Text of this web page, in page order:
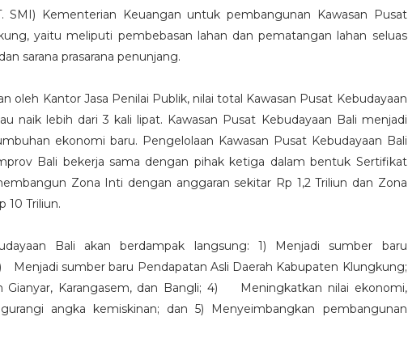
SMI) Kementerian Keuangan untuk pembangunan Kawasan Pusat
yaitu meliputi pembebasan lahan dan pematangan lahan seluas
sarana prasarana penunjang.
oleh Kantor Jasa Penilai Publik, nilai total Kawasan Pusat Kebudayaan
naik lebih dari 3 kali lipat. Kawasan Pusat Kebudayaan Bali menjadi
ekonomi baru. Pengelolaan Kawasan Pusat Kebudayaan Bali
Bali bekerja sama dengan pihak ketiga dalam bentuk Sertifikat
Zona Inti dengan anggaran sekitar Rp 1,2 Triliun dan Zona
10 Triliun.
Bali akan berdampak langsung: 1) Menjadi sumber baru
Menjadi sumber baru Pendapatan Asli Daerah Kabupaten Klungkung;
Karangasem, dan Bangli; 4)
Meningkatkan nilai ekonomi,
angka kemiskinan; dan 5) Menyeimbangkan pembangunan